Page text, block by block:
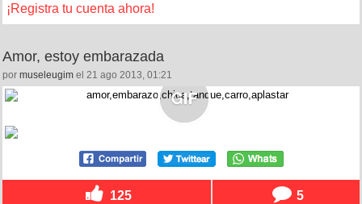
¡Registra tu cuenta ahora!
Amor, estoy embarazada
por museleugim el 21 ago 2013, 01:21
125 5